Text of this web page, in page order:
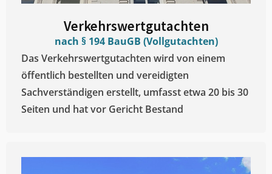
Verkehrswertgutachten
nach § 194 BauGB (Vollgutachten)
Das Verkehrswertgutachten wird von einem
öffentlich bestellten und vereidigten
Sachverständigen erstellt, umfasst etwa 20 bis 30
Seiten und hat vor Gericht Bestand